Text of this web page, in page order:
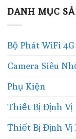
DANH MỤC
Bộ Phát WiFi 4G
Camera Siêu
Phụ Kiện
Thiết Bị Định Vị
Thiết Bị Định Vị